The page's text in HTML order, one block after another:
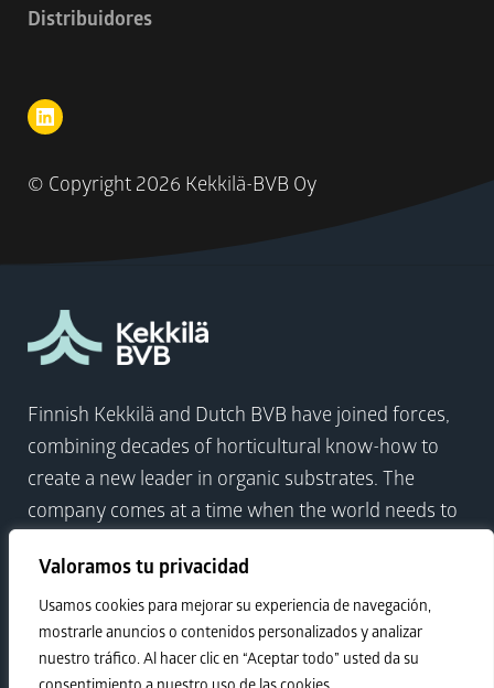
Valoramos tu privacidad
Usamos cookies para mejorar su experiencia de navegación,
mostrarle anuncios o contenidos personalizados y analizar
nuestro tráfico. Al hacer clic en “Aceptar todo” usted da su
Distribuidores
© Copyright 2026 Kekkilä-BVB Oy
Finnish Kekkilä and Dutch BVB have joined forces,
combining decades of horticultural know-how to
create a new leader in organic substrates. The
company comes at a time when the world needs to
Visit Kekkilä-BVB